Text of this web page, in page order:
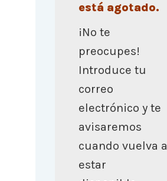
está agotado.
¡No te
preocupes!
Introduce tu
correo
electrónico y te
avisaremos
cuando vuelva a
estar